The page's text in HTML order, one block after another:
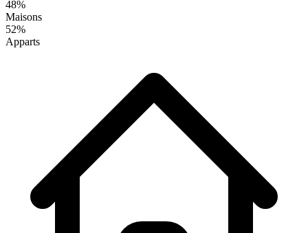
48%
Maisons
52%
Apparts